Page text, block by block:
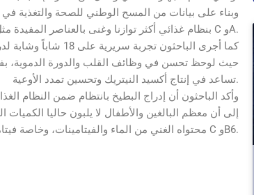
وبناء على بيانات من المسح الوطني للصحة والتغذية في
بنظام غذائي أكثر توازنا وغنى بالعناصر المفيدة مثل المغنيسيوم والبوتاسيوم وفيتاميني C وA.
كما أجرى الباحثون
حيث لوحظ تحسن في وظائف القلب والدورة الدموية،
تساعد في إنتاج أكسيد النيتريك وتحسين تمدد الأوعية.
وأكد الباحثون أن إدراج البطيخ بانتظام ضمن النظام
إلى أن معظم البالغين والأطفال لا يلبون حاليا
محتواه الغني من الماء والفيتامينات، وخاصة فيتامين C وB6.